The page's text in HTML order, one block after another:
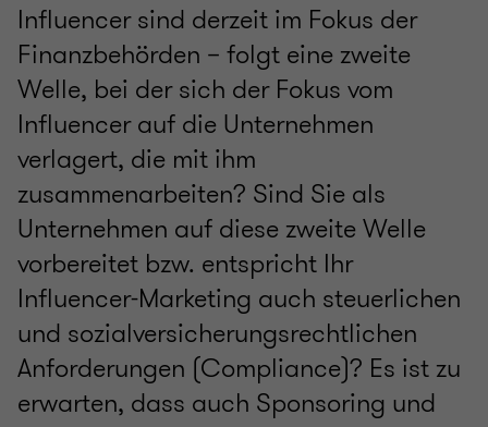
Influencer sind derzeit im Fokus der
Finanzbehörden – folgt eine zweite
Welle, bei der sich der Fokus vom
Influencer auf die Unternehmen
verlagert, die mit ihm
zusammenarbeiten? Sind Sie als
Unternehmen auf diese zweite Welle
vorbereitet bzw. entspricht Ihr
Influencer-Marketing auch steuerlichen
und sozialversicherungsrechtlichen
Anforderungen (Compliance)? Es ist zu
erwarten, dass auch Sponsoring und